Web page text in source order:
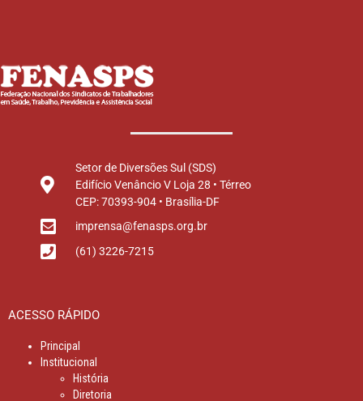
Setor de Diversões Sul (SDS)
Edifício Venâncio V Loja 28 • Térreo
CEP: 70393-904 • Brasília-DF
imprensa@fenasps.org.br
(61) 3226-7215
ACESSO RÁPIDO
Principal
Institucional
História
Diretoria